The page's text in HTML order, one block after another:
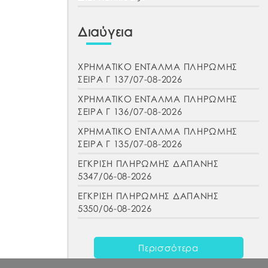
Διαύγεια
ΧΡΗΜΑΤΙΚΟ ΕΝΤΑΛΜΑ ΠΛΗΡΩΜΗΣ
ΣΕΙΡΑ Γ 137/07-08-2026
ΧΡΗΜΑΤΙΚΟ ΕΝΤΑΛΜΑ ΠΛΗΡΩΜΗΣ
ΣΕΙΡΑ Γ 136/07-08-2026
ΧΡΗΜΑΤΙΚΟ ΕΝΤΑΛΜΑ ΠΛΗΡΩΜΗΣ
ΣΕΙΡΑ Γ 135/07-08-2026
ΕΓΚΡΙΣΗ ΠΛΗΡΩΜΗΣ ΔΑΠΑΝΗΣ
5347/06-08-2026
ΕΓΚΡΙΣΗ ΠΛΗΡΩΜΗΣ ΔΑΠΑΝΗΣ
5350/06-08-2026
Περισσότερα